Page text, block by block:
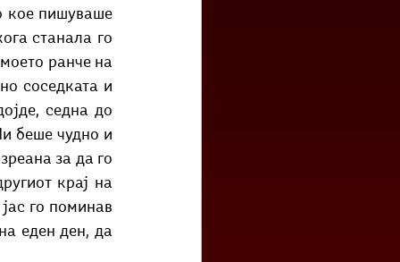
кое пишуваше
станала го
ранче на
соседката и
седна до
беше чудно и
за да го
крај на
го поминав
еден ден, да